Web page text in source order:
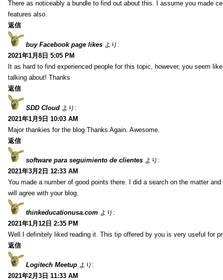
There as noticeably a bundle to find out about this. I assume you made
features also.
返信
buy Facebook page likes より:
2021年1月8日 5:05 PM
It as hard to find experienced people for this topic, however, you seem
talking about! Thanks
返信
SDD Cloud より:
2021年1月9日 10:03 AM
Major thankies for the blog.Thanks Again. Awesome.
返信
software para seguimiento de clientes より:
2021年3月2日 12:33 AM
You made a number of good points there. I did a search on the matter
will agree with your blog.
thinkeducationusa.com より:
2021年1月12日 2:35 PM
Well I definitely liked reading it. This tip offered by you is very useful for
返信
Logitech Meetup より:
2021年2月3日 11:33 AM